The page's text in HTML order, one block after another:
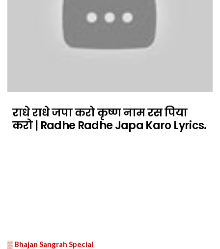
राधे राधे जपा करो कृष्ण नाम रस पिया
करो | Radhe Radhe Japa Karo Lyrics.
▒ Bhajan Sangrah Special